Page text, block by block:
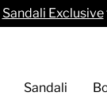
Sandali Exclusive
Sandali